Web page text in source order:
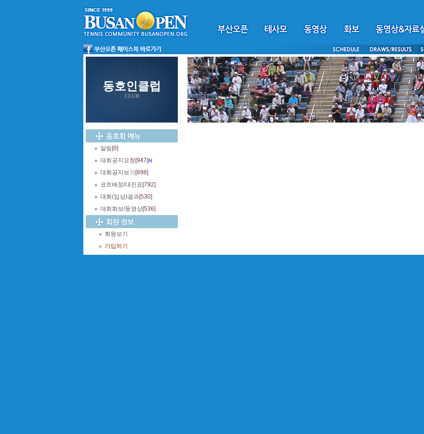
동호인클럽
CLUB
알림 [0]
대회공지요청 [947]
대회공지보기 [898]
코트배정/대진표 [792]
대회(입상)결과[530]
대회화보/동영상[536]
회원보기
가입하기